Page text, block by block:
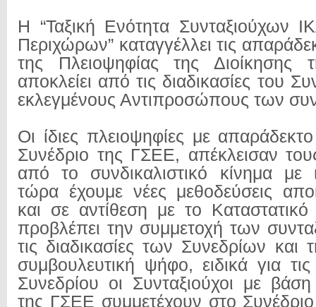
Η “Ταξική Ενότητα Συνταξιούχων
Περιχώρων” καταγγέλλει τις
της Πλειοψηφίας της
αποκλείει από τις διαδικασίες του
εκλεγμένους Αντιπροσώπους των
Οι ίδιες πλειοψηφίες με
Συνέδριο της ΓΣΕΕ, απέκλεισαν
από το συνδικαλιστικό κίνημα με
τώρα έχουμε νέες μεθοδεύσεις
και σε αντίθεση με το
προβλέπει την συμμετοχή των
τις διαδικασίες των Συνεδρίων και
συμβουλευτική ψήφο, ειδικά για τις
Συνεδρίου οι Συνταξιούχοι με
της ΓΣΕΕ συμμετέχουν στο